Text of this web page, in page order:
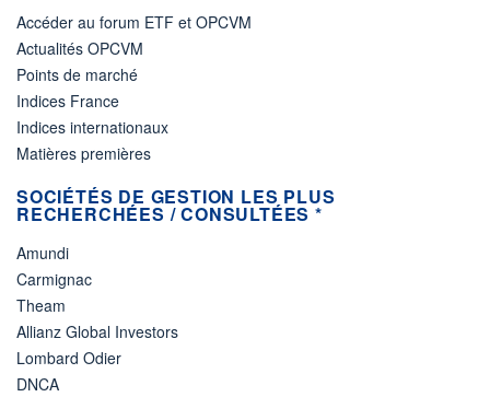
Accéder au forum ETF et OPCVM
Actualités OPCVM
Points de marché
Indices France
Indices internationaux
Matières premières
SOCIÉTÉS DE GESTION LES PLUS
RECHERCHÉES / CONSULTÉES *
Amundi
Carmignac
Theam
Allianz Global Investors
Lombard Odier
DNCA